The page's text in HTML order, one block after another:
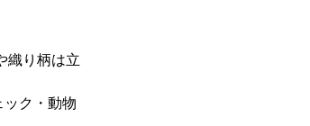
織り柄は立
ク・動物